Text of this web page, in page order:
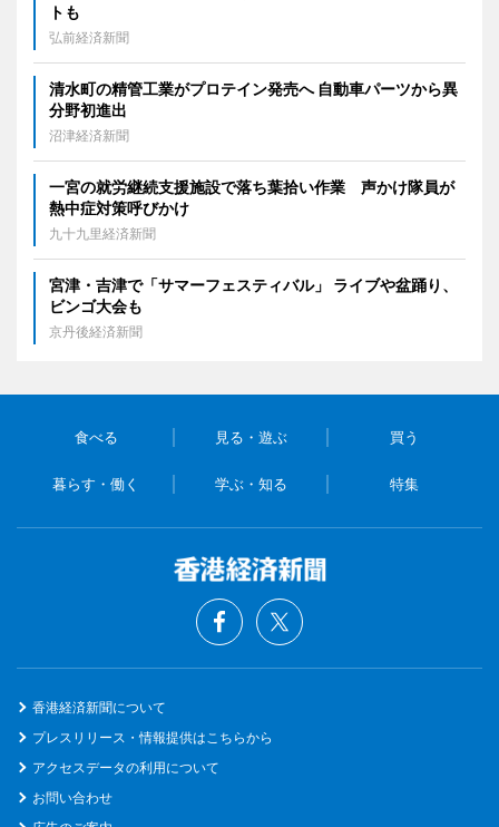
トも
弘前経済新聞
清水町の精管工業がプロテイン発売へ 自動車パーツから異
分野初進出
沼津経済新聞
一宮の就労継続支援施設で落ち葉拾い作業 声かけ隊員が
熱中症対策呼びかけ
九十九里経済新聞
宮津・吉津で「サマーフェスティバル」 ライブや盆踊り、
ビンゴ大会も
京丹後経済新聞
食べる 見る・遊ぶ 買う
暮らす・働く 学ぶ・知る 特集
香港経済新聞について
プレスリリース・情報提供はこちらから
アクセスデータの利用について
お問い合わせ